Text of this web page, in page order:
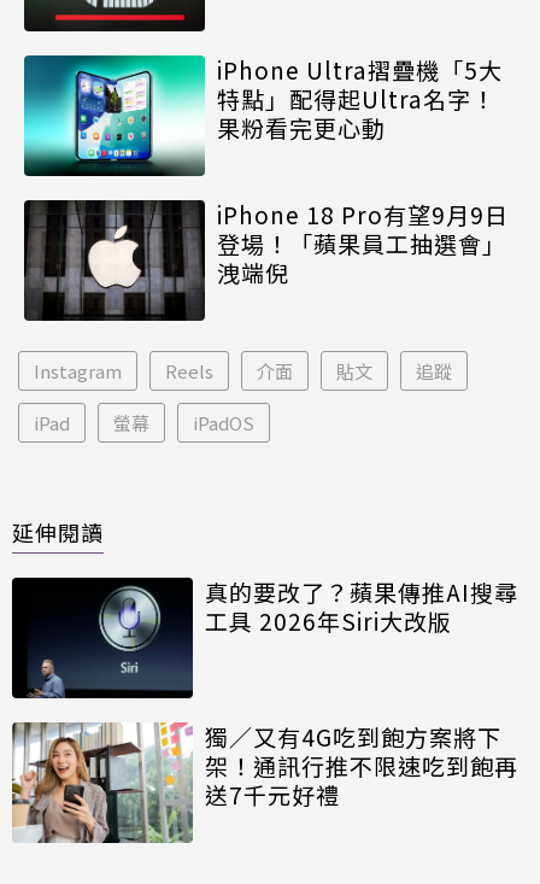
iPhone Ultra摺疊機「5大
特點」配得起Ultra名字！
果粉看完更心動
iPhone 18 Pro有望9月9日
登場！「蘋果員工抽選會」
洩端倪
Instagram Reels 介面 貼文 追蹤
iPad 螢幕 iPadOS
延伸閱讀
真的要改了？蘋果傳推AI搜尋
工具 2026年Siri大改版
獨／又有4G吃到飽方案將下
架！通訊行推不限速吃到飽再
送7千元好禮